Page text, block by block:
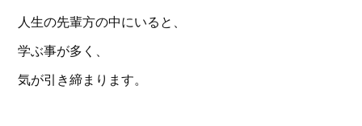
人生の先輩方の中にいると、
学ぶ事が多く、
気が引き締まります。